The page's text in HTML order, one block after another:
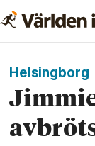
Helsingborg